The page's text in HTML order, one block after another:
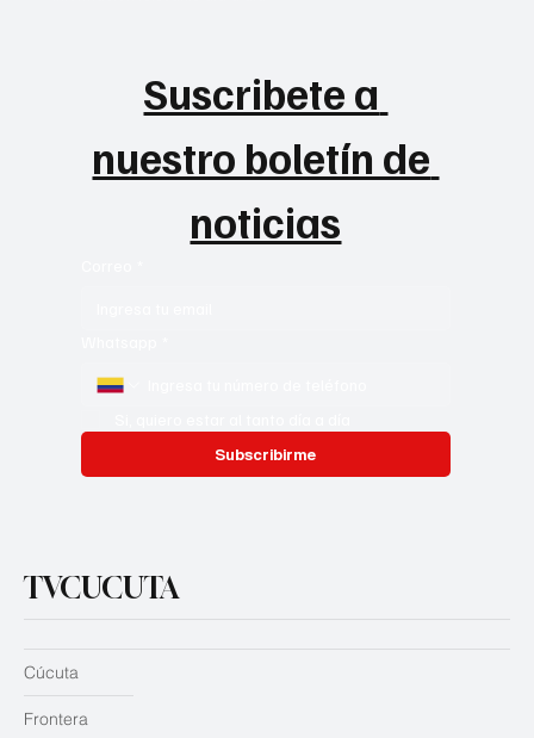
Suscribete a
nuestro boletín de
noticias
Subscribirme
TVCUCUTA
Cúcuta
Frontera